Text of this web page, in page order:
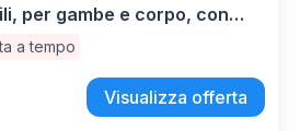
per gambe e corpo, con
autonomia di 60 minuti,
a tempo
Visualizza offerta